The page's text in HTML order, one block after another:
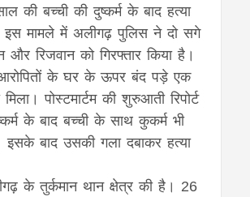
की बच्ची की दुष्कर्म के बाद हत्या
मामले में अलीगढ़ पुलिस ने दो सगे
और रिजवान को गिरफ्तार किया है।
के घर के ऊपर बंद पड़े एक
पोस्टमार्टम की शुरुआती रिपोर्ट
के बाद बच्ची के साथ कुकर्म भी
इसके बाद उसकी गला दबाकर हत्या
के तुर्कमान थान क्षेत्र की है। 26